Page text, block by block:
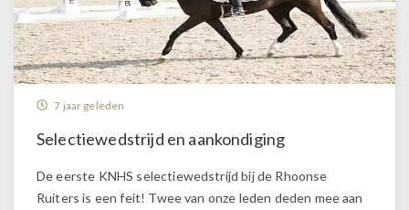
7 jaar geleden
Selectiewedstrijd en aankondiging
De eerste KNHS selectiewedstrijd bij de Rhoonse
Ruiters is een feit! Twee van onze leden deden mee aan